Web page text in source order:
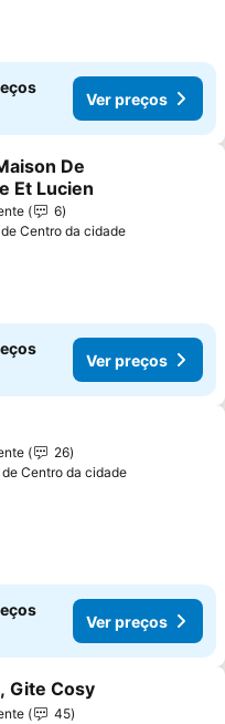
Ver preços
aos favoritos
De
Et Lucien
6
Centro da cidade
Ver preços
aos favoritos
26
Centro da cidade
Ver preços
aos favoritos
Gite Cosy
45